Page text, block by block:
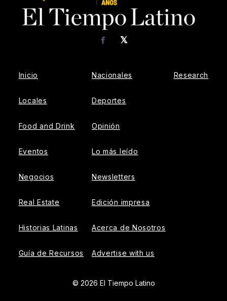
𝕏
Facebook
Inicio
Locales
Food and Drink
Eventos
Negocios
Real Estate
Historias Latinas
Guía de Recursos
Nacionales
Deportes
Opinión
Lo más leído
Newsletters
Edición impresa
Acerca de Nosotros
Advertise with us
Research
© 2026 El Tiempo Latino